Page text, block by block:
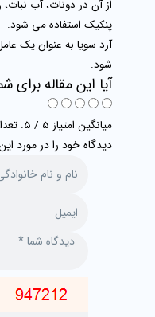
از آن در دونات، آب
پنکیک استفاده می شود.
آرد سویا به عنوان یک
شود.
آیا این مقاله برای
میانگین امتیاز 5 / 5. تعداد رای‌ها 7
دیدگاه خود را در مورد